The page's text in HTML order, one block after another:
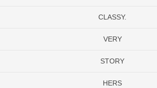
CLASSY.
VERY
STORY
HERS